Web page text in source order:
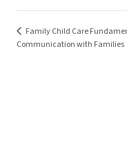
Family Child Care
Communication with Families